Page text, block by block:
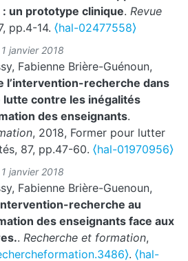
un prototype clinique. Revue
pp.4-14. ⟨hal-02477558⟩
1 janvier 2018
Fabienne Brière-Guénoun,
l’intervention-recherche dans
lutte contre les inégalités
des enseignants.
, 2018, Former pour lutter
87, pp.47-60. ⟨hal-01970956⟩
1 janvier 2018
Fabienne Brière-Guenoun,
recherche au
des enseignants face aux
. Recherche et formation,
. ⟨hal-